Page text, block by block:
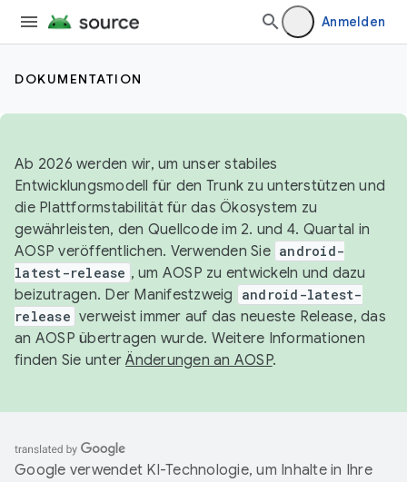
Anmelden
DOKUMENTATION
Ab 2026 werden wir, um unser stabiles
Entwicklungsmodell für den Trunk zu unterstützen und
die Plattformstabilität für das Ökosystem zu
gewährleisten, den Quellcode im 2. und 4. Quartal in
AOSP veröffentlichen. Verwenden Sie android-
latest-release , um AOSP zu entwickeln und dazu
beizutragen. Der Manifestzweig
android-latest-
release verweist immer auf das neueste Release, das
an AOSP übertragen wurde. Weitere Informationen
finden Sie unterÄnderungen an AOSP.
Google verwendet KI-Technologie, um Inhalte in Ihre